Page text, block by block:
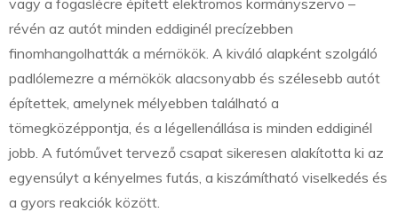
révén az autót minden eddiginél precízebben
finomhangolhatták a mérnökök. A kiváló alapként szolgáló
padlólemezre a mérnökök alacsonyabb és szélesebb autót
építettek, amelynek mélyebben található a
tömegközéppontja, és a légellenállása is minden eddiginél
jobb. A futóművet tervező csapat sikeresen alakította ki az
egyensúlyt a kényelmes futás, a kiszámítható viselkedés és
a gyors reakciók között.